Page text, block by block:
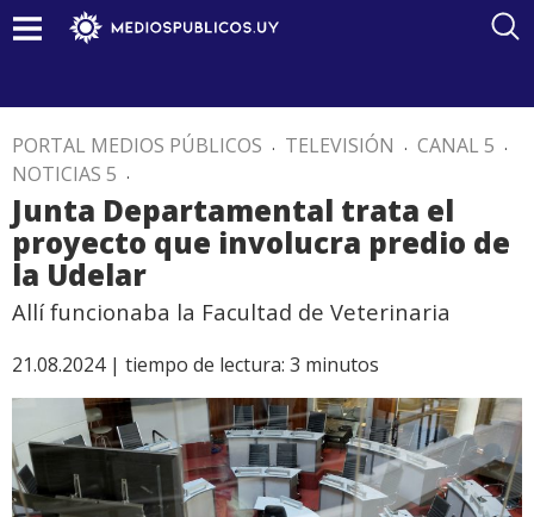
PORTAL MEDIOS PÚBLICOS . TELEVISIÓN . CANAL 5 .
NOTICIAS 5 .
Junta Departamental trata el
proyecto que involucra predio de
la Udelar
Allí funcionaba la Facultad de Veterinaria
21.08.2024 | tiempo de lectura: 3 minutos